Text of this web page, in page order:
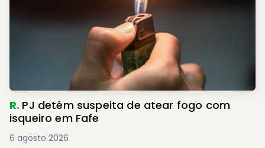
R. PJ detém suspeita de atear fogo com
isqueiro em Fafe
6 agosto 2026